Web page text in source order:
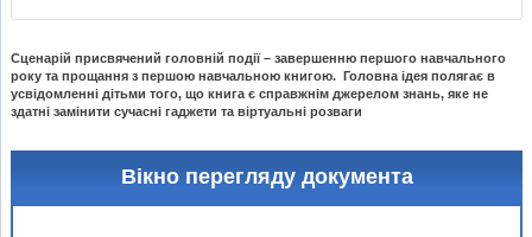
Сценарій присвячений головній події – завершенню першого навчального
року та прощання з першою навчальною книгою. Головна ідея полягає в
усвідомленні дітьми того, що книга є справжнім джерелом знань, яке не
здатні замінити сучасні гаджети та віртуальні розваги
Вікно перегляду документа